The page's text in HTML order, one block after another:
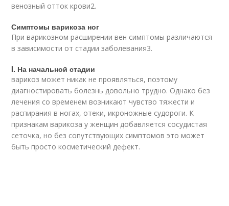
венозный отток крови2.
Симптомы варикоза ног
При варикозном расширении вен симптомы различаются
в зависимости от стадии заболевания3.
I. На начальной стадии
варикоз может никак не проявляться, поэтому
диагностировать болезнь довольно трудно. Однако без
лечения со временем возникают чувство тяжести и
распирания в ногах, отеки, икроножные судороги. К
признакам варикоза у женщин добавляется сосудистая
сеточка, но без сопутствующих симптомов это может
быть просто косметический дефект.